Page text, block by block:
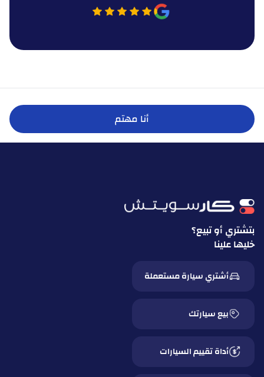
أنا مهتم
بتشتري أو تبيع؟
خليها علينا
أشتري سيارة مستعملة
بيع سيارتك
أداة تقييم السيارات